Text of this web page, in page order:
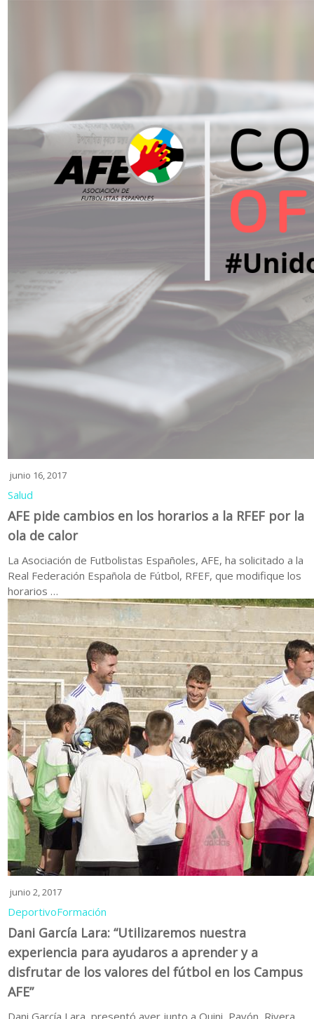
junio 16, 2017
Salud
AFE pide cambios en los horarios a la RFEF por la
ola de calor
La Asociación de Futbolistas Españoles, AFE, ha solicitado a la
Real Federación Española de Fútbol, RFEF, que modifique los
horarios …
junio 2, 2017
DeportivoFormación
Dani García Lara: “Utilizaremos nuestra
experiencia para ayudaros a aprender y a
disfrutar de los valores del fútbol en los Campus
AFE”
Dani García Lara, presentó ayer junto a Quini, Pavón, Rivera,